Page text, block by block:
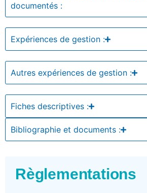
documentés :
Expériences de gestion :
Autres expériences de gestion :
Fiches descriptives :
Bibliographie et documents :
Règlementations